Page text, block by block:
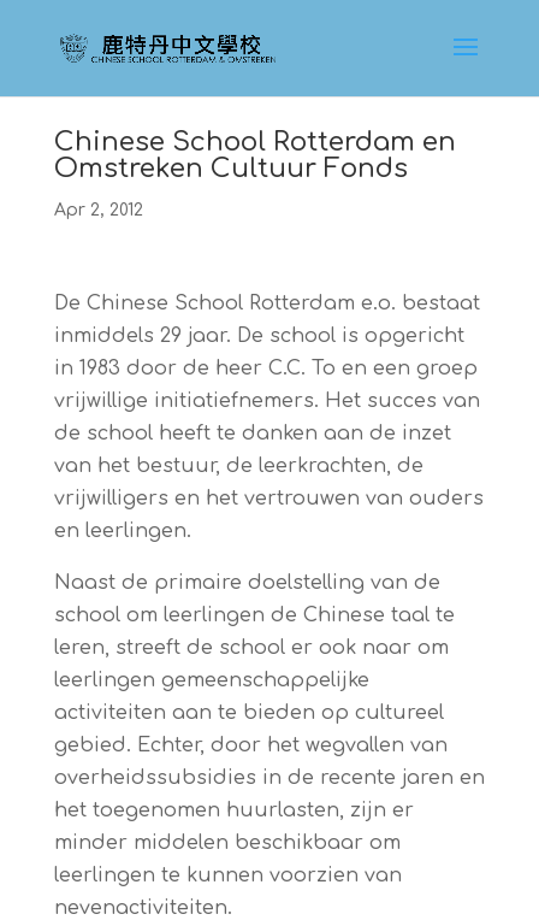
Chinese School Rotterdam en
Omstreken Cultuur Fonds
Apr 2, 2012
De Chinese School Rotterdam e.o. bestaat
inmiddels 29 jaar. De school is opgericht
in 1983 door de heer C.C. To en een groep
vrijwillige initiatiefnemers. Het succes van
de school heeft te danken aan de inzet
van het bestuur, de leerkrachten, de
vrijwilligers en het vertrouwen van ouders
en leerlingen.
Naast de primaire doelstelling van de
school om leerlingen de Chinese taal te
leren, streeft de school er ook naar om
leerlingen gemeenschappelijke
activiteiten aan te bieden op cultureel
gebied. Echter, door het wegvallen van
overheidssubsidies in de recente jaren en
het toegenomen huurlasten, zijn er
minder middelen beschikbaar om
leerlingen te kunnen voorzien van
nevenactiviteiten.